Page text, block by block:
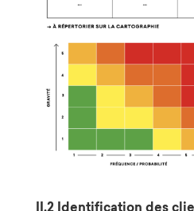
II.2 Identification des